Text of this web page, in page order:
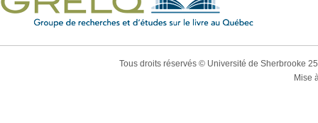
Tous droits réservés © Université de Sherbrooke
Mise